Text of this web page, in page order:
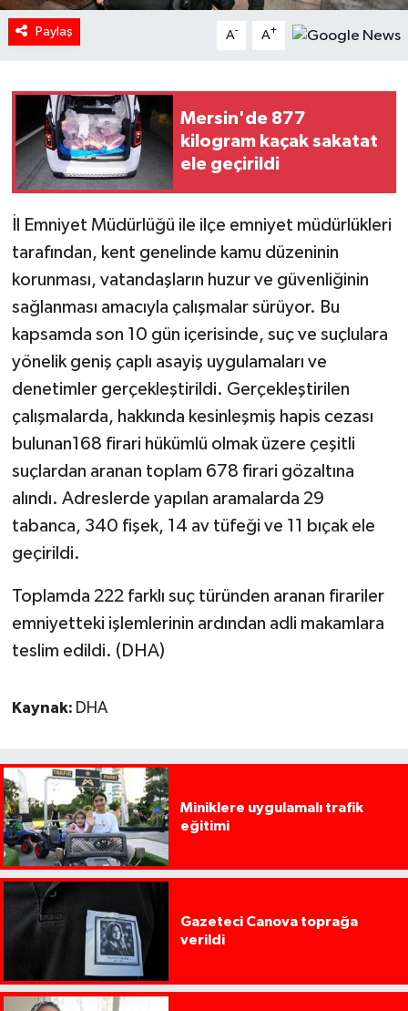
Paylaş A- A+
Mersin'de 877
kilogram kaçak sakatat
ele geçirildi
İl Emniyet Müdürlüğü ile ilçe emniyet müdürlükleri
tarafından, kent genelinde kamu düzeninin
korunması, vatandaşların huzur ve güvenliğinin
sağlanması amacıyla çalışmalar sürüyor. Bu
kapsamda son 10 gün içerisinde, suç ve suçlulara
yönelik geniş çaplı asayiş uygulamaları ve
denetimler gerçekleştirildi. Gerçekleştirilen
çalışmalarda, hakkında kesinleşmiş hapis cezası
bulunan168 firari hükümlü olmak üzere çeşitli
suçlardan aranan toplam 678 firari gözaltına
alındı. Adreslerde yapılan aramalarda 29
tabanca, 340 fişek, 14 av tüfeği ve 11 bıçak ele
geçirildi.
Toplamda 222 farklı suç türünden aranan firariler
emniyetteki işlemlerinin ardından adli makamlara
teslim edildi. (DHA)
Kaynak: DHA
Miniklere uygulamalı trafik
eğitimi
Gazeteci Canova toprağa
verildi